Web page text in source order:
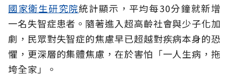
國家衛生研究院統計顯示，平均每30分鐘就新增
一名失智症患者。隨著進入超高齡社會與少子化加
劇，民眾對失智症的焦慮早已超越對疾病本身的恐
懼，更深層的集體焦慮，在於害怕「一人生病，拖
垮全家」。